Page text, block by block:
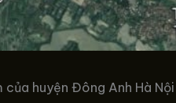
huyện Đông Anh Hà